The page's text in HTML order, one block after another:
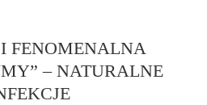
FENOMENALNA
– NATURALNE